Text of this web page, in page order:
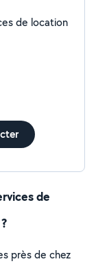
de location
de
près de chez